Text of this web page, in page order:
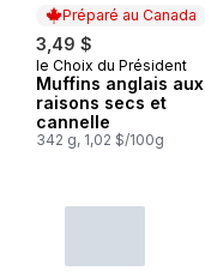
Préparé au Canada
3,49 $
Préparé au Canada
le Choix du Président
Muffins anglais aux
raisons secs et
cannelle
342 g, 1,02 $/100g